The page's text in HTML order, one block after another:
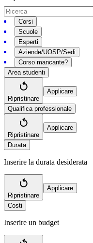
Corsi
Scuole
Esperti
Aziende/UOSP/Sedi
Corso mancante?
Area studenti
Ripristinare
Applicare
Qualifica professionale
Ripristinare
Applicare
Durata
Inserire la durata desiderata
Ripristinare
Applicare
Costi
Inserire un budget